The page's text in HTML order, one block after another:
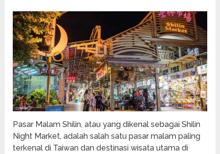
Pasar Malam Shilin, atau yang dikenal sebagai Shilin
Night Market, adalah salah satu pasar malam paling
terkenal di Taiwan dan destinasi wisata utama di